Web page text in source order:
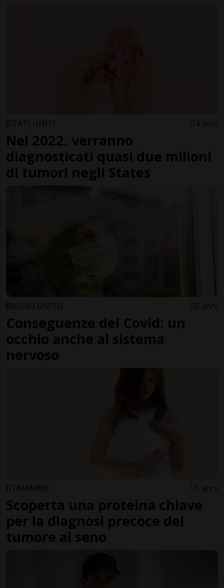
STATI UNITI 4 anni
Nel 2022, verranno
diagnosticati quasi due milioni
di tumori negli States
REGNO UNITO 5 anni
Conseguenze del Covid: un
occhio anche al sistema
nervoso
TI.MAMME 5 anni
Scoperta una proteina chiave
per la diagnosi precoce del
tumore al seno